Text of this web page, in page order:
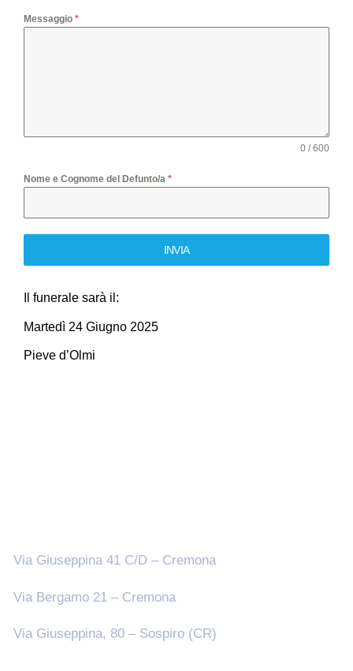
Messaggio *
0 / 600
Nome e Cognome del Defunto/a *
INVIA
Il funerale sarà il:
Martedì 24 Giugno 2025
Pieve d’Olmi
Via Giuseppina 41 C/D – Cremona
Via Bergamo 21 – Cremona
Via Giuseppina, 80 – Sospiro (CR)